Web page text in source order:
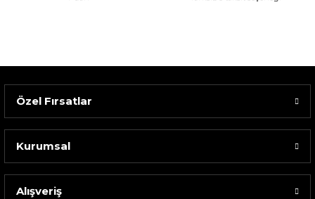
Özel Fırsatlar
Kurumsal
Alışveriş